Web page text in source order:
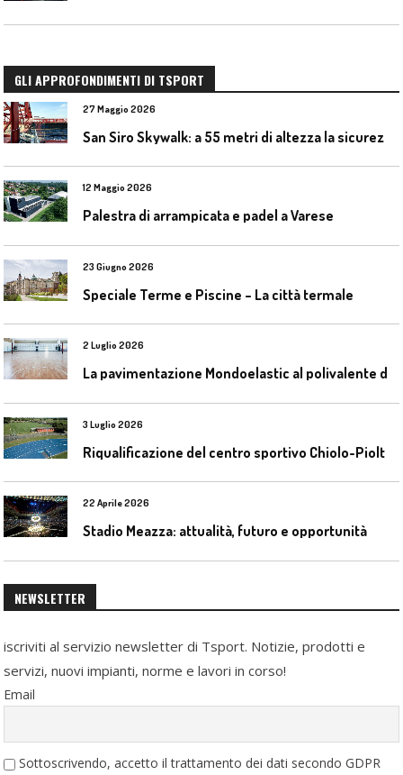
GLI APPROFONDIMENTI DI TSPORT
27 Maggio 2026
12 Maggio 2026
Palestra di arrampicata e padel a Varese
23 Giugno 2026
Speciale Terme e Piscine – La città termale
2 Luglio 2026
3 Luglio 2026
22 Aprile 2026
Stadio Meazza: attualità, futuro e opportunità
NEWSLETTER
iscriviti al servizio newsletter di Tsport. Notizie, prodotti e
servizi, nuovi impianti, norme e lavori in corso!
Email
Sottoscrivendo, accetto il trattamento dei dati secondo GDPR